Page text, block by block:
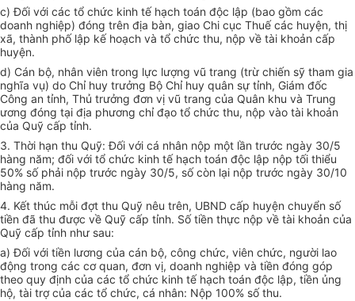
c) Đối với các tổ chức kinh tế hạch toán độc lập (bao gồm các
doanh nghiệp) đóng trên địa bàn, giao Chi cục Thuế các huyện, thị
xã, thành phố lập kế hoạch và tổ chức thu, nộp về tài khoản cấp
huyện.
d) Cán bộ, nhân viên trong lực lượng vũ trang (trừ chiến sỹ tham gia
nghĩa vụ) do Chỉ huy trưởng Bộ Chỉ huy quân sự tỉnh, Giám đốc
Công an tỉnh, Thủ trưởng đơn vị vũ trang của Quân khu và Trung
ương đóng tại địa phương chỉ đạo tổ chức thu, nộp vào tài khoản
của Quỹ cấp tỉnh.
3. Thời hạn thu Quỹ: Đối với cá nhân nộp một lần trước ngày 30/5
hàng năm; đối với tổ chức kinh tế hạch toán độc lập nộp tối thiểu
50% số phải nộp trước ngày 30/5, số còn lại nộp trước ngày 30/10
hàng năm.
4. Kết thúc mỗi đợt thu Quỹ nêu trên, UBND cấp huyện chuyển số
tiền đã thu được về Quỹ cấp tỉnh. Số tiền thực nộp về tài khoản của
Quỹ cấp tỉnh như sau:
a) Đối với tiền lương của cán bộ, công chức, viên chức, người lao
động trong các cơ quan, đơn vị, doanh nghiệp và tiền đóng góp
theo quy định của các tổ chức kinh tế hạch toán độc lập, tiền ủng
hộ, tài trợ của các tổ chức, cá nhân: Nộp 100% số thu.